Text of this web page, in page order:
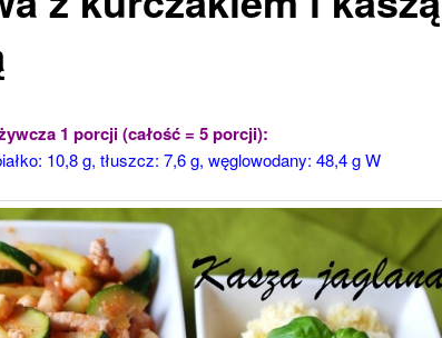
1 porcji (całość = 5 porcji):
10,8 g, tłuszcz: 7,6 g, węglowodany: 48,4 g W